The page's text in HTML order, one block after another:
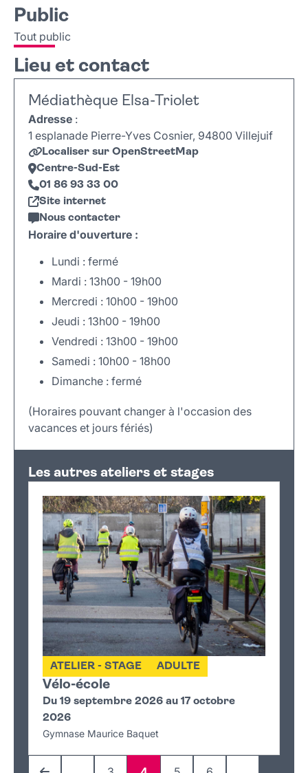
Public
Tout public
Lieu et contact
Médiathèque Elsa-Triolet
Adresse :
1 esplanade Pierre-Yves Cosnier, 94800 Villejuif
Localiser sur OpenStreetMap
Centre-Sud-Est
01 86 93 33 00
Site internet
Nous contacter
Horaire d'ouverture :
Lundi : fermé
Mardi : 13h00 - 19h00
Mercredi : 10h00 - 19h00
Jeudi : 13h00 - 19h00
Vendredi : 13h00 - 19h00
Samedi : 10h00 - 18h00
Dimanche : fermé
(Horaires pouvant changer à l'occasion des
vacances et jours fériés)
+
−
Les autres ateliers et stages
Vélo-école
ATELIER - STAGE ADULTE
Du 19 septembre 2026 au 17 octobre
2026
Gymnase Maurice Baquet